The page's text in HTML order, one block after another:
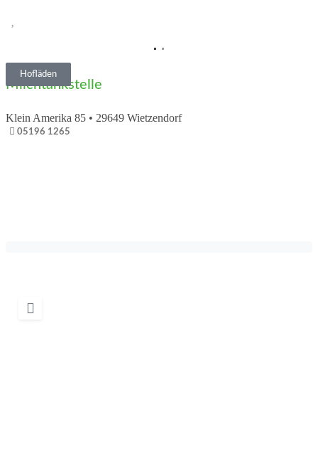
Hofläden
Milchtankstelle
Klein Amerika 85 • 29649 Wietzendorf
05196 1265